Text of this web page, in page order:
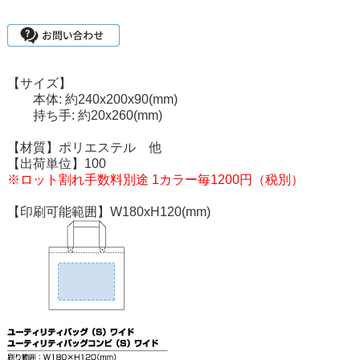
【サイズ】
本体: 約240x200x90(mm)
持ち手: 約20x260(mm)
【材質】ポリエステル 他
【出荷単位】100
※ロット割れ手数料別途 1カラー毎1200円（税別）
【印刷可能範囲】W180xH120(mm)